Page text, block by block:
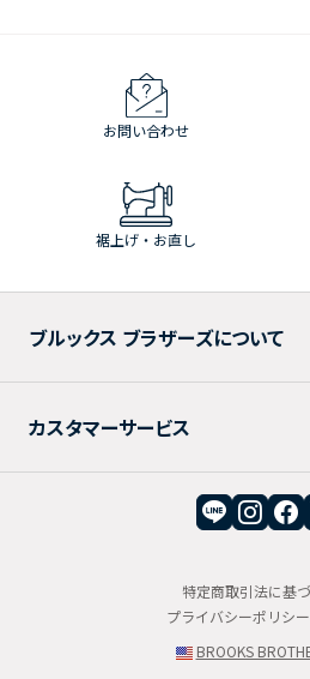
お問い合わせ
裾上げ・お直し
ブルックス ブラザーズについて
カスタマーサービス
特定商取引法に基
プライバシーポリシー
BROOKS